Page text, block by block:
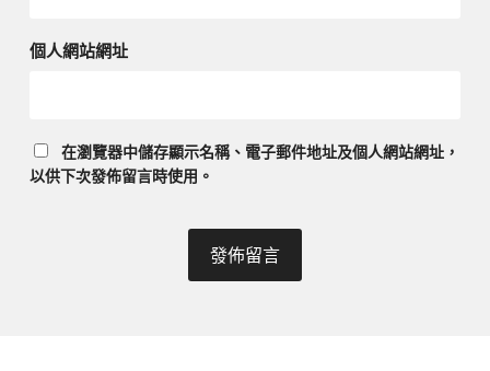
個人網站網址
在瀏覽器中儲存顯示名稱、電子郵件地址及個人網站網址，
以供下次發佈留言時使用。